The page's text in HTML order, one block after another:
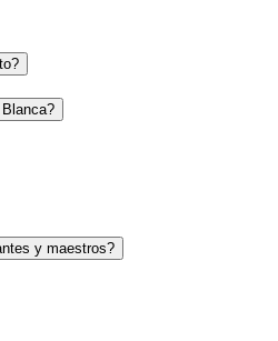
y maestros?